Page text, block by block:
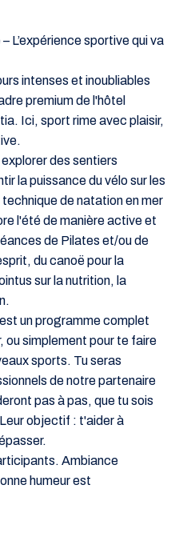
L’expérience sportive qui va
intenses et inoubliables
premium de l'hôtel
Ici, sport rime avec plaisir,
des sentiers
la puissance du vélo sur les
de natation en mer
l'été de manière active et
de Pilates et/ou de
du canoë pour la
sur la nutrition, la
un programme complet
ou simplement pour te faire
sports. Tu seras
de notre partenaire
pas à pas, que tu sois
objectif : t'aider à
Ambiance
humeur est